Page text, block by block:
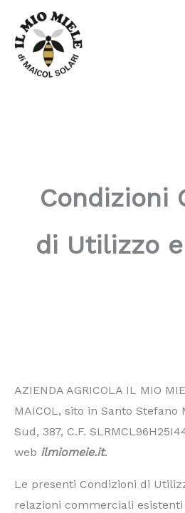
contenuto
Condizioni
di Utilizzo
AZIENDA AGRICOLA IL MIO
MAICOL, sito in Santo Stefano
Sud, 387, C.F.
web ilmiomeie.it.
Le presenti Condizioni di
relazioni commerciali